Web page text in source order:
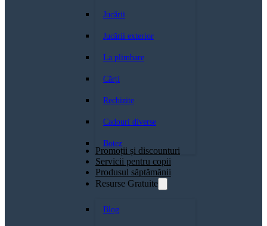
Jucării
Jucării exterior
La plimbare
Cărți
Rechizite
Cadouri diverse
Botez
Promoții și discounturi
Servicii pentru copii
Produsul săptămănii
Resurse Gratuite
Blog